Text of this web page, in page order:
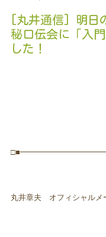
[丸井通信] 明日
秘口伝会に「入
した！
丸井章夫 オフィシャルメ